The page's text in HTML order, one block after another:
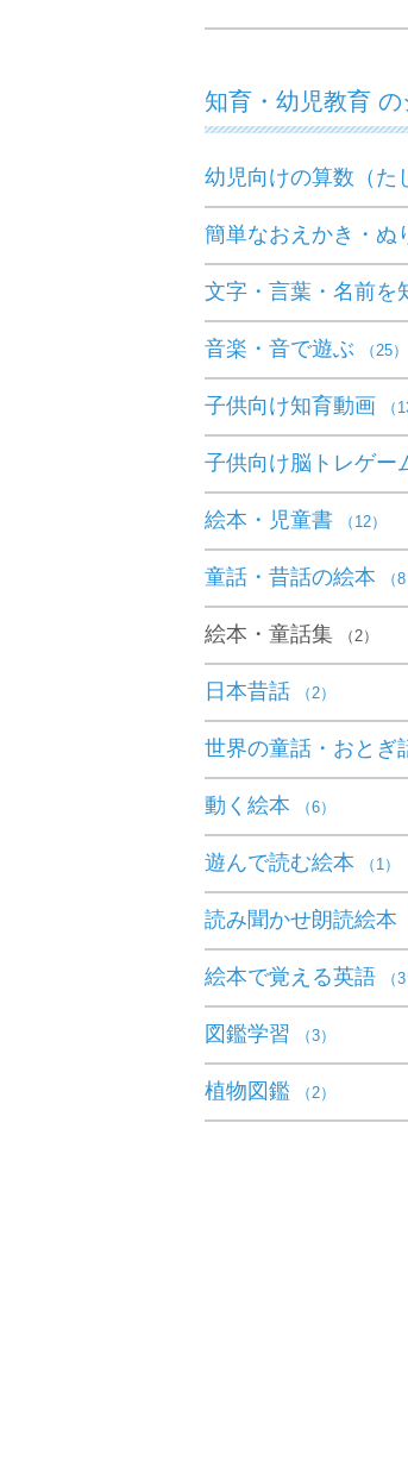
知育・幼児教育
幼児向けの算数（た
簡単なおえかき・ぬ
文字・言葉・名前を
音楽・音で遊ぶ （25）
子供向け知育動画 （
子供向け脳トレゲー
絵本・児童書 （12）
童話・昔話の絵本 （8
絵本・童話集 （2）
日本昔話 （2）
世界の童話・おとぎ
動く絵本 （6）
遊んで読む絵本 （1）
読み聞かせ朗読絵本
絵本で覚える英語 （3
図鑑学習 （3）
植物図鑑 （2）